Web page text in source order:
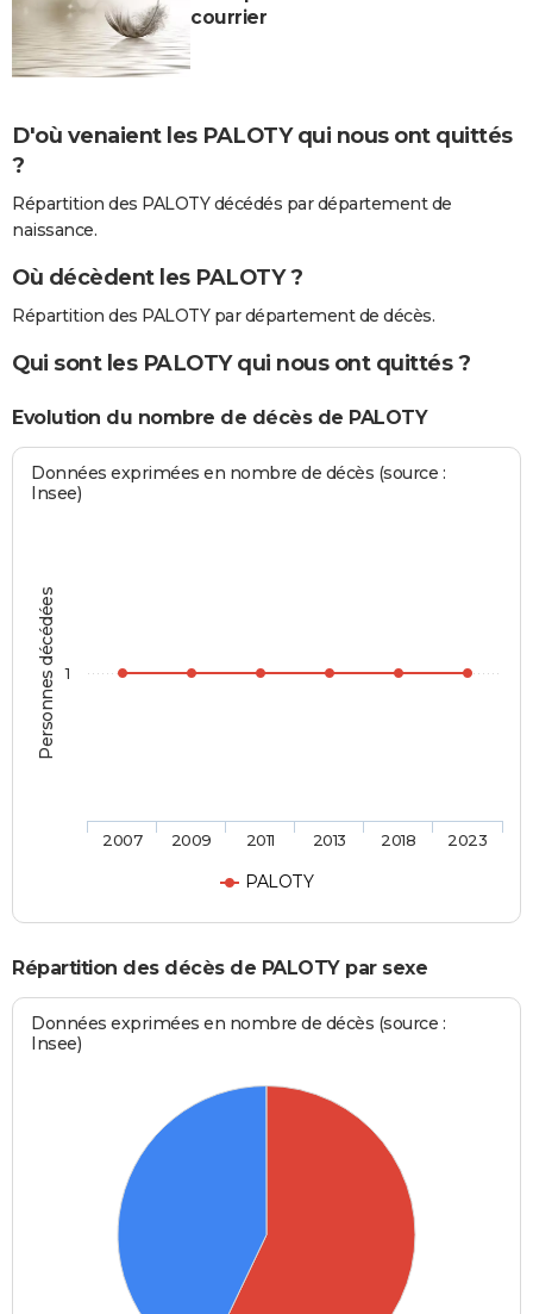
courrier
D'où venaient les PALOTY qui nous ont quittés
?
Répartition des PALOTY décédés par département de
naissance.
Où décèdent les PALOTY ?
Répartition des PALOTY par département de décès.
Qui sont les PALOTY qui nous ont quittés ?
Evolution du nombre de décès de PALOTY
Personnes décédées
Données exprimées en nombre de décès (source :
Insee)
PALOTY
2007 2009 2011 2013 2018 2023
1
Répartition des décès de PALOTY par sexe
Données exprimées en nombre de décès (source :
Insee)